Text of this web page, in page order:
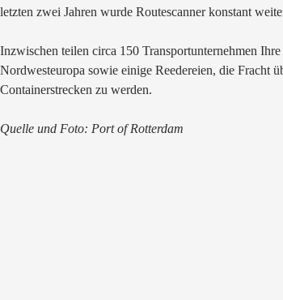
letzten zwei Jahren wurde Routescanner konstant
Inzwischen teilen circa 150 Transportunternehmen
Nordwesteuropa sowie einige Reedereien, die Fracht
Containerstrecken zu werden.
Quelle und Foto: Port of Rotterdam